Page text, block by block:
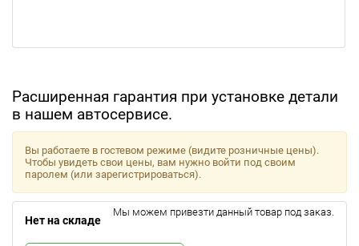
Расширенная гарантия при установке детали
в нашем автосервисе.
Вы работаете в гостевом режиме (видите розничные цены).
Чтобы увидеть свои цены, вам нужно войти под своим
паролем (или зарегистрироваться).
Нет на складе
Мы можем привезти данный товар под заказ.